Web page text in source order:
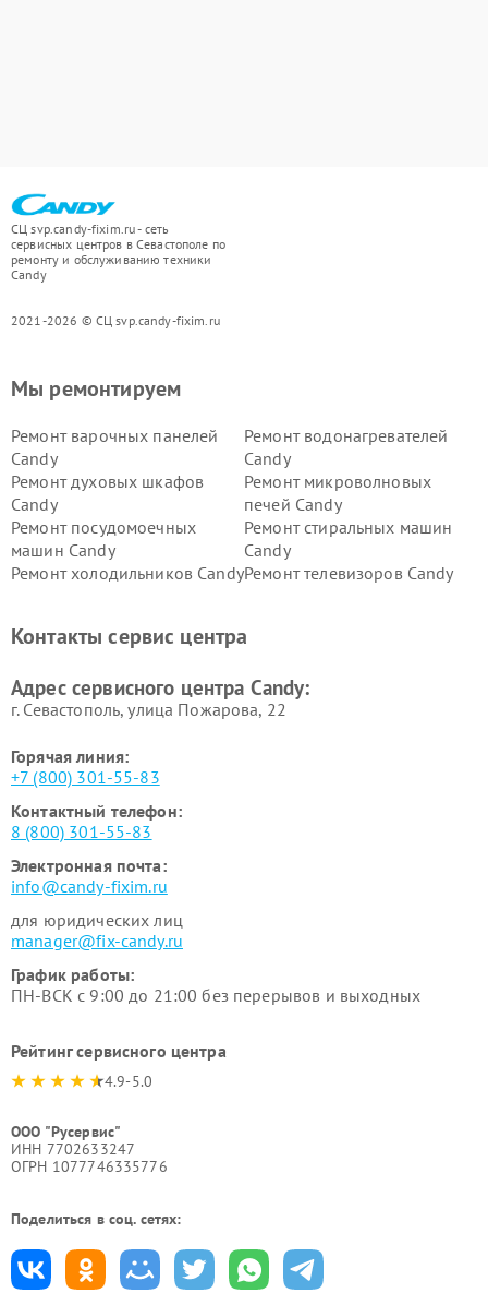
СЦ svp.candy-fixim.ru - сеть
сервисных центров в Севастополе по
ремонту и обслуживанию техники
Candy
2021-2026 © СЦ svp.candy-fixim.ru
Мы ремонтируем
Ремонт варочных панелей
Candy
Ремонт водонагревателей
Candy
Ремонт духовых шкафов
Candy
Ремонт микроволновых
печей Candy
Ремонт посудомоечных
машин Candy
Ремонт стиральных машин
Candy
Ремонт холодильников CandyРемонт телевизоров Candy
Контакты сервис центра
Адрес сервисного центра Candy:
г. Севастополь, улица Пожарова, 22
Горячая линия:
+7 (800) 301-55-83
Контактный телефон:
8 (800) 301-55-83
Электронная почта:
info@candy-fixim.ru
для юридических лиц
manager@fix-candy.ru
График работы:
ПН-ВСК с 9:00 до 21:00 без перерывов и выходных
Рейтинг сервисного центра
4.9-5.0
ООО "Русервис"
ИНН 7702633247
ОГРН 1077746335776
Поделиться в соц. сетях: